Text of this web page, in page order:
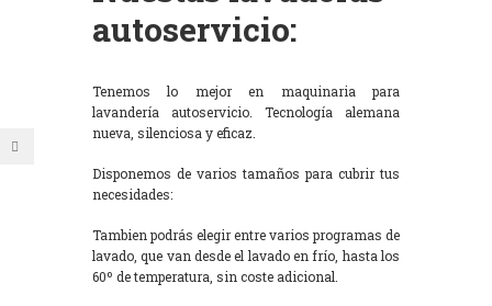
autoservicio:
Tenemos lo mejor en maquinaria para
lavandería autoservicio. Tecnología alemana
nueva, silenciosa y eficaz.
Disponemos de varios tamaños para cubrir tus
necesidades:
Tambien podrás elegir entre varios programas de
lavado, que van desde el lavado en frío, hasta los
60º de temperatura, sin coste adicional.